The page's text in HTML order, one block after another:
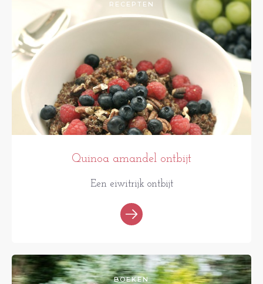
RECEPTEN
Quinoa amandel ontbijt
Een eiwitrijk ontbijt
BOEKEN